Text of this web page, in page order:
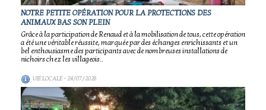
NOTRE PETITE OPÉRATION POUR LA PROTECTIONS DES
ANIMAUX BAS SON PLEIN
Grâce à la participation de Renaud et à la mobilisation de tous, cette opération
a été une véritable réussite, marquée par des échanges enrichissants et un
bel enthousiasme des participants avec de nombreuses installations de
nichoirs chez les villageois..
VIE LOCALE- 24/07/2026